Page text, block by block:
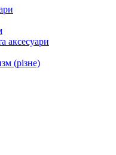
аксесуари
(різне)